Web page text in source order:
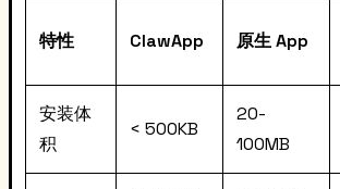
特性 ClawApp 原生 App
安装体
积
< 500KB
20-
100MB